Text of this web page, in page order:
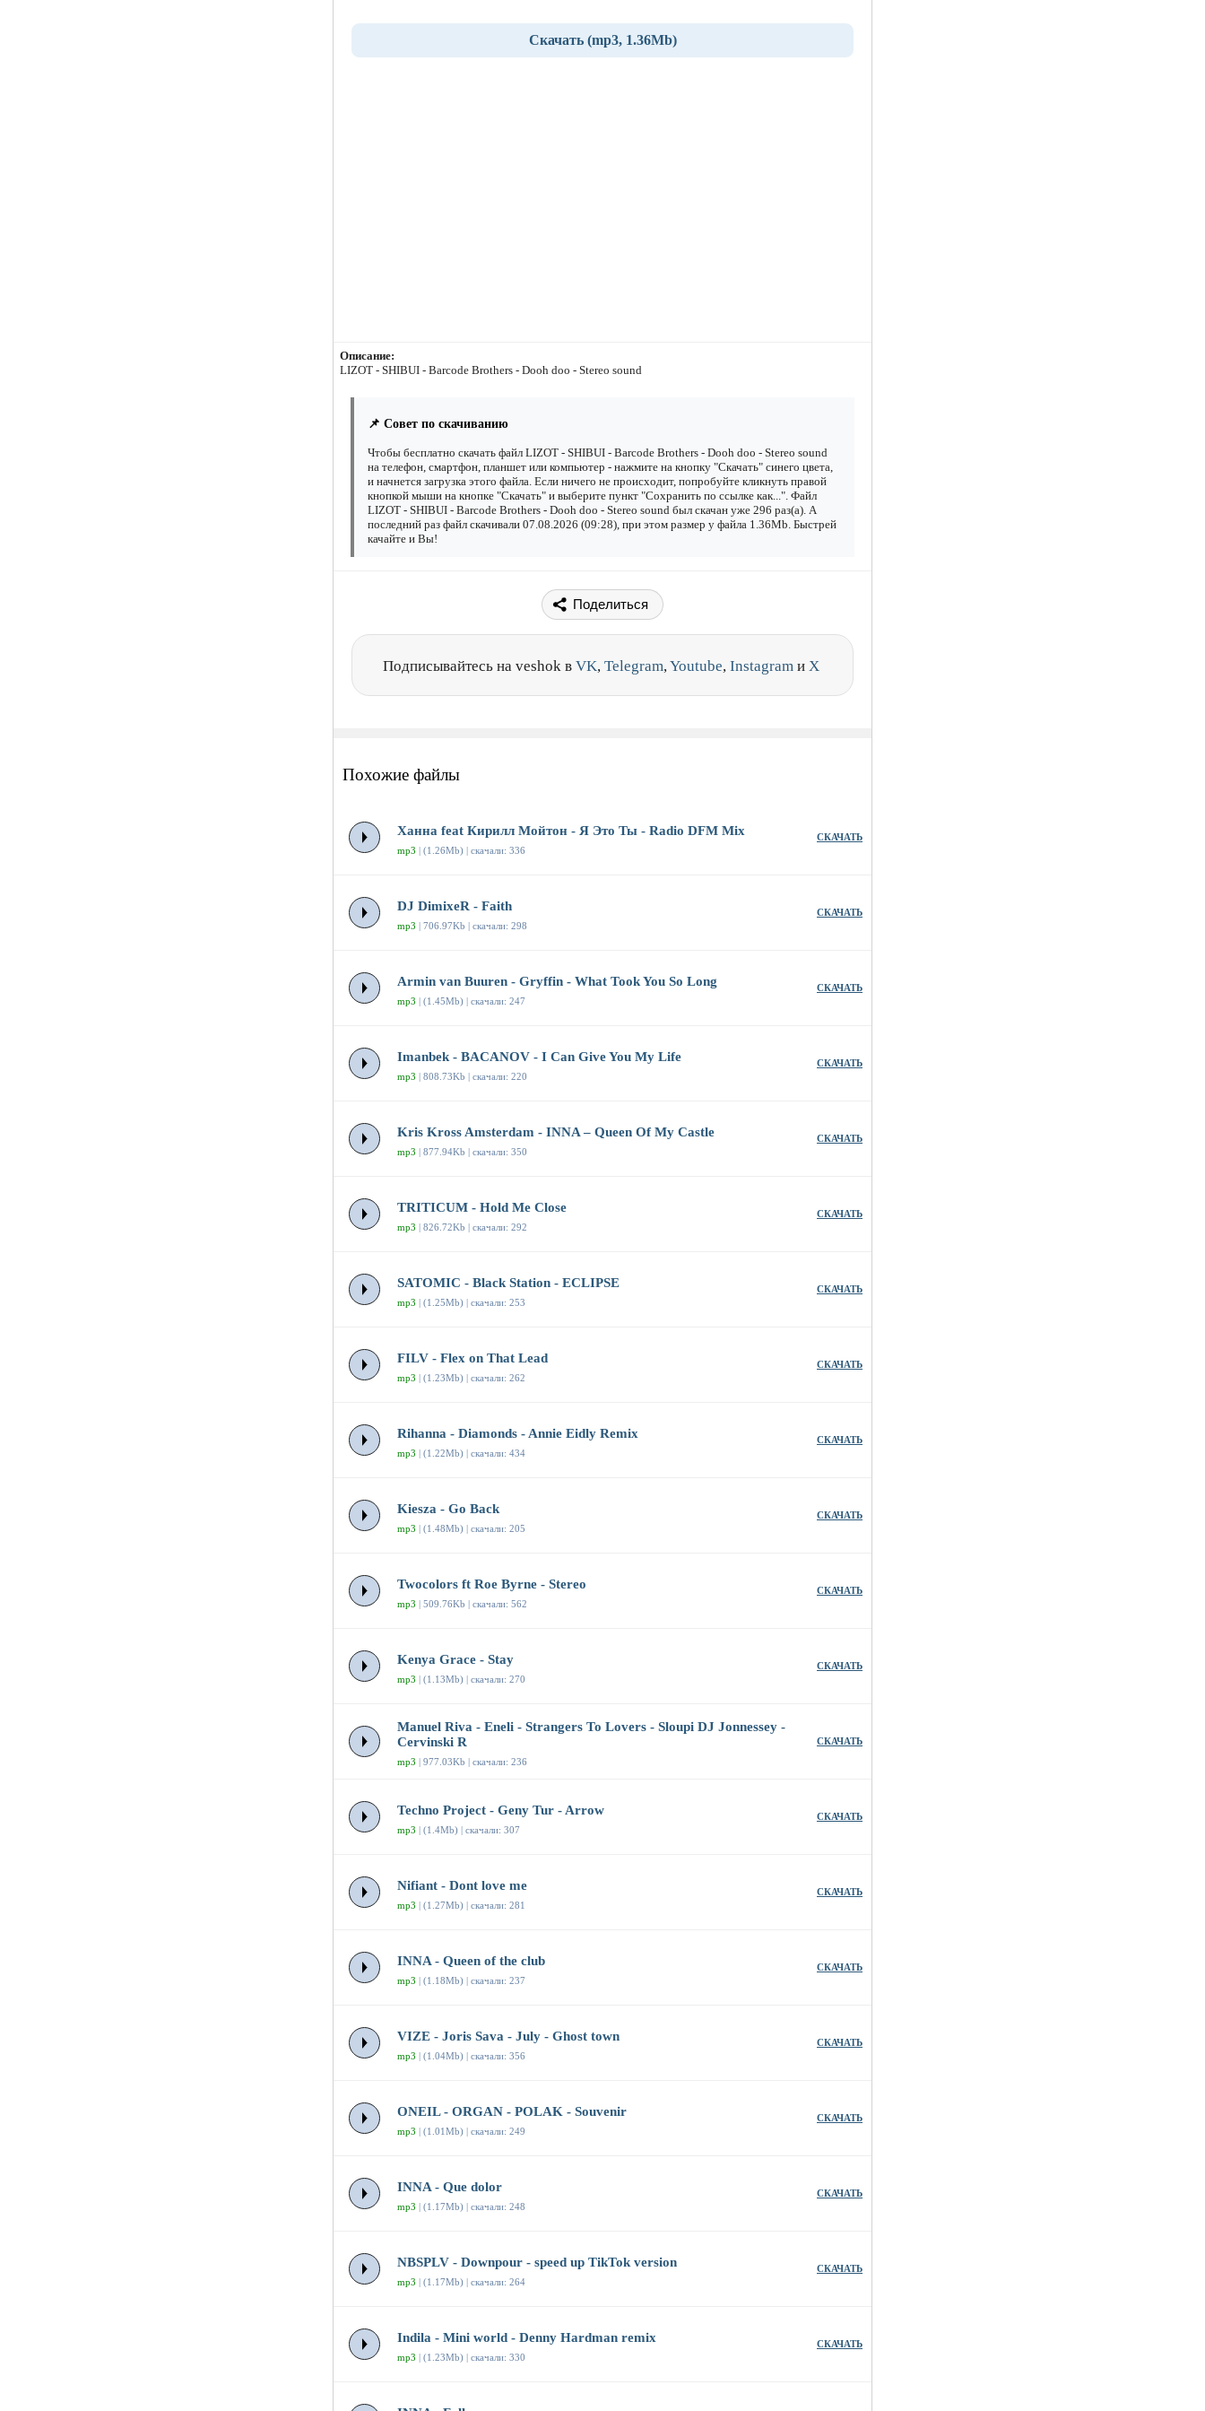
Скачать (mp3, 1.36Mb)
Описание:
LIZOT - SHIBUI - Barcode Brothers - Dooh doo - Stereo sound
📌 Совет по скачиванию
Чтобы бесплатно скачать файл LIZOT - SHIBUI - Barcode Brothers - Dooh doo - Stereo sound
на телефон, смартфон, планшет или компьютер - нажмите на кнопку "Скачать" синего цвета,
и начнется загрузка этого файла. Если ничего не происходит, попробуйте кликнуть правой
кнопкой мыши на кнопке "Скачать" и выберите пункт "Сохранить по ссылке как...". Файл
LIZOT - SHIBUI - Barcode Brothers - Dooh doo - Stereo sound был скачан уже 296 раз(а). А
последний раз файл скачивали 07.08.2026 (09:28), при этом размер у файла 1.36Mb. Быстрей
качайте и Вы!
Поделиться
Подписывайтесь на veshok в VK, Telegram,Youtube, Instagram и X
Похожие файлы
Ханна feat Кирилл Мойтон - Я Это Ты - Radio DFM Mix
mp3 | (1.26Mb) | скачали: 336
СКАЧАТЬ
DJ DimixeR - Faith
mp3 | 706.97Kb | скачали: 298
СКАЧАТЬ
Armin van Buuren - Gryffin - What Took You So Long
mp3 | (1.45Mb) | скачали: 247
СКАЧАТЬ
Imanbek - BACANOV - I Can Give You My Life
mp3 | 808.73Kb | скачали: 220
СКАЧАТЬ
Kris Kross Amsterdam - INNA – Queen Of My Castle
mp3 | 877.94Kb | скачали: 350
СКАЧАТЬ
TRITICUM - Hold Me Close
mp3 | 826.72Kb | скачали: 292
СКАЧАТЬ
SATOMIC - Black Station - ECLIPSE
mp3 | (1.25Mb) | скачали: 253
СКАЧАТЬ
FILV - Flex on That Lead
mp3 | (1.23Mb) | скачали: 262
СКАЧАТЬ
Rihanna - Diamonds - Annie Eidly Remix
mp3 | (1.22Mb) | скачали: 434
СКАЧАТЬ
Kiesza - Go Back
mp3 | (1.48Mb) | скачали: 205
СКАЧАТЬ
Twocolors ft Roe Byrne - Stereo
mp3 | 509.76Kb | скачали: 562
СКАЧАТЬ
Kenya Grace - Stay
mp3 | (1.13Mb) | скачали: 270
СКАЧАТЬ
Manuel Riva - Eneli - Strangers To Lovers - Sloupi DJ Jonnessey -
Cervinski R
mp3 | 977.03Kb | скачали: 236
СКАЧАТЬ
Techno Project - Geny Tur - Arrow
mp3 | (1.4Mb) | скачали: 307
СКАЧАТЬ
Nifiant - Dont love me
mp3 | (1.27Mb) | скачали: 281
СКАЧАТЬ
INNA - Queen of the club
mp3 | (1.18Mb) | скачали: 237
СКАЧАТЬ
VIZE - Joris Sava - July - Ghost town
mp3 | (1.04Mb) | скачали: 356
СКАЧАТЬ
ONEIL - ORGAN - POLAK - Souvenir
mp3 | (1.01Mb) | скачали: 249
СКАЧАТЬ
INNA - Que dolor
mp3 | (1.17Mb) | скачали: 248
СКАЧАТЬ
NBSPLV - Downpour - speed up TikTok version
mp3 | (1.17Mb) | скачали: 264
СКАЧАТЬ
Indila - Mini world - Denny Hardman remix
mp3 | (1.23Mb) | скачали: 330
СКАЧАТЬ